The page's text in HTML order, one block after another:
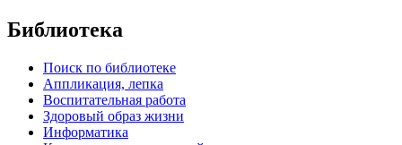
Библиотека
Поиск по библиотеке
Аппликация, лепка
Воспитательная работа
Здоровый образ жизни
Информатика